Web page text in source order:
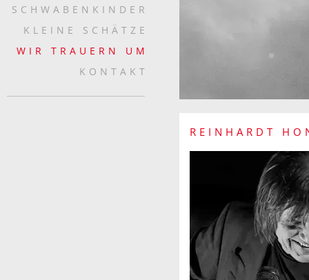
SCHWABENKINDER
KLEINE SCHÄTZE
WIR TRAUERN UM
KONTAKT
REINHARDT